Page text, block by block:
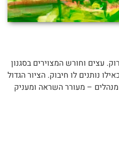
עצים וחורש המצוירים בסגנון
נותנים לו חיבוק. הציור הגדול
– מעורר השראה ומעניק